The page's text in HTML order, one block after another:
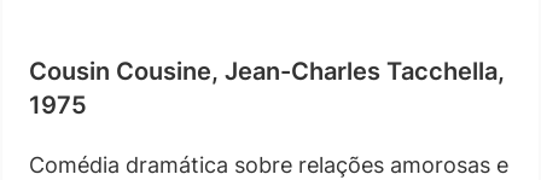
Cousin Cousine, Jean-Charles Tacchella,
1975
Comédia dramática sobre relações amorosas e